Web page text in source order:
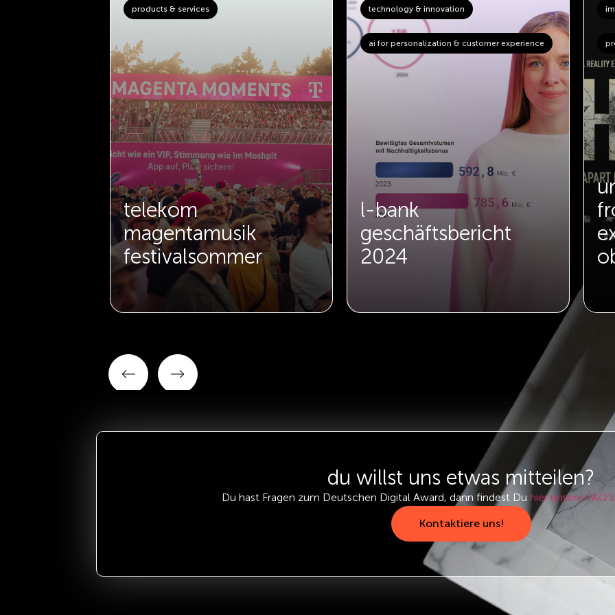
products & services
telekom
magentamusik
festivalsommer
technology & innovation
ai for personalization & customer experience
l-bank
geschäftsbericht
2024
du willst uns etwas mitteilen?
Du hast Fragen zum Deutschen Digital Award, dann findest Du hier unsere FAQ’s
Kontaktiere uns!